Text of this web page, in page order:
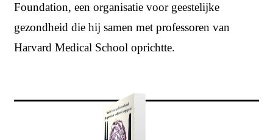
Foundation, een organisatie voor geestelijke
gezondheid die hij samen met professoren van
Harvard Medical School oprichtte.